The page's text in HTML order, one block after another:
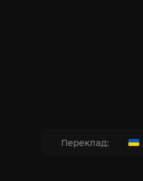
Переклад: